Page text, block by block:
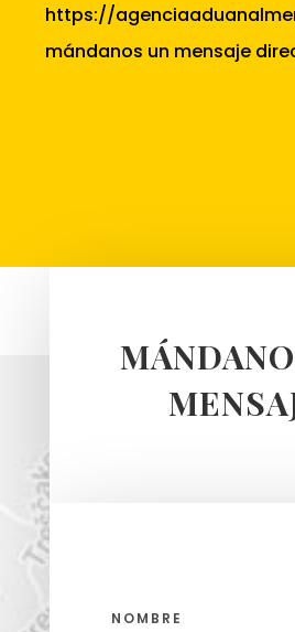
https://
mándanos un mensaje